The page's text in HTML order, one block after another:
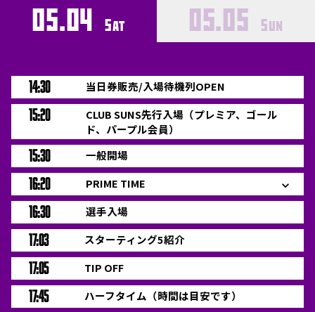
05.04 Sat 05.05 Sun
14:30 当日券販売/入場待機列OPEN
15:20
CLUB SUNS先行入場（プレミア、ゴール
ド、パープル会員）
15:30 一般開場
16:20 PRIME TIME
16:30 選手入場
17:03 スターティング5紹介
17:05 TIP OFF
17:45 ハーフタイム（時間は目安です）